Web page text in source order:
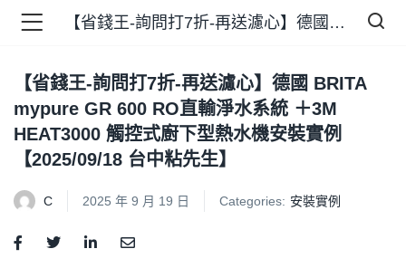
)
)
【省錢王-詢問打7折-再送濾心】德國 BRITA mypure GR 600 RO直輸淨水系統 ＋3M HEAT3000 觸控式廚下型熱水機安裝實例【2025/09/18 台中粘先生】
【省錢王-詢問打7折-再送濾心】德國 BRITA
mypure GR 600 RO直輸淨水系統 ＋3M
HEAT3000 觸控式廚下型熱水機安裝實例
【2025/09/18 台中粘先生】
C 2025 年 9 月 19 日 Categories: 安裝實例